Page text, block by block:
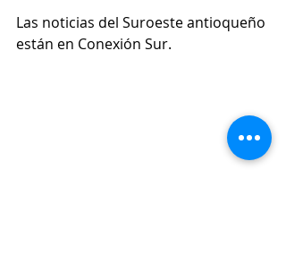
Las noticias del Suroeste antioqueño
están en Conexión Sur.